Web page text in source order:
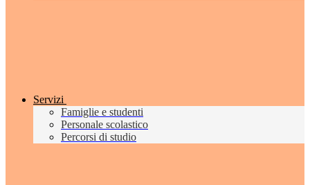
Servizi
Famiglie e studenti
Personale scolastico
Percorsi di studio